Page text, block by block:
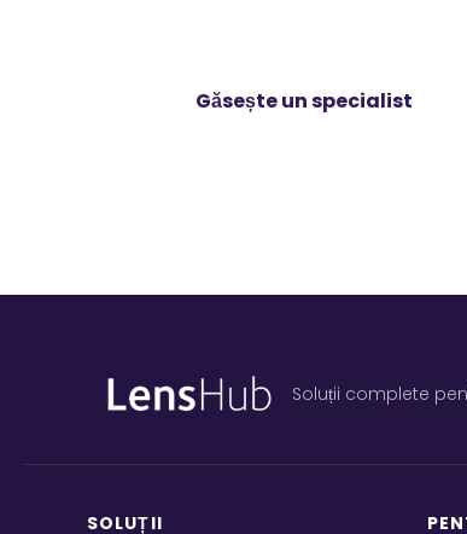
Găsește un specialist
Soluții complete
SOLUȚII